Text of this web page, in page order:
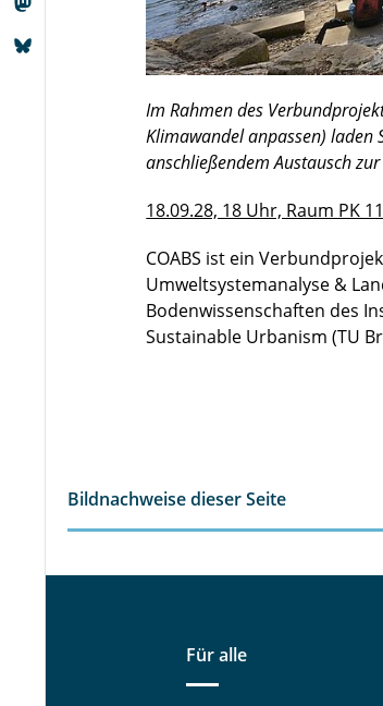
Im Rahmen des
Klimawandel anpassen) laden
anschließendem Austausch
18.09.28, 18 Uhr, Raum PK
COABS ist ein
Umweltsystemanalyse &
Bodenwissenschaften des
Sustainable Urbanism (TU
Bildnachweise dieser Seite
Für alle